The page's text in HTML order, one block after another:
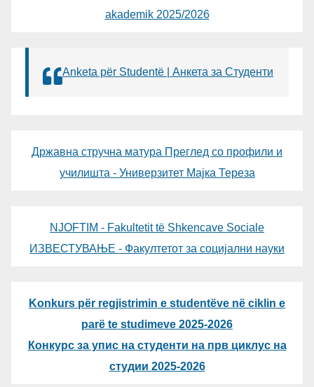
akademik 2025/2026
Anketa për Studentë | Анкета за Студенти
Државна стручна матура Преглед со профили и
училишта - Универзитет Мајка Тереза
NJOFTIM - Fakultetit të Shkencave Sociale
ИЗВЕСТУВАЊЕ - Факултетот за социјални науки
Konkurs për regjistrimin e studentëve në ciklin e
parë te studimeve 2025-2026
Конкурс за упис на студенти на прв циклус на
студии 2025-2026